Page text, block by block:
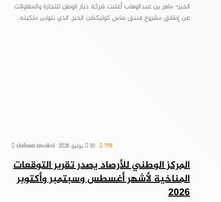
الخبر- ماهر بن عبدالوهاب أعلنت شركة ديار الوطن للتجارة والمقاولات
عن إطلاق مشروع فندق ساس كوليكشن الخبر، الذي تتولى ملكيته…
shabaan tawakol 30 يوليو، 2026 759
المركز الوطني للأرصاد يصدر تقرير التوقعات
المناخية لأشهر أغسطس وسبتمبر وأكتوبر
2026